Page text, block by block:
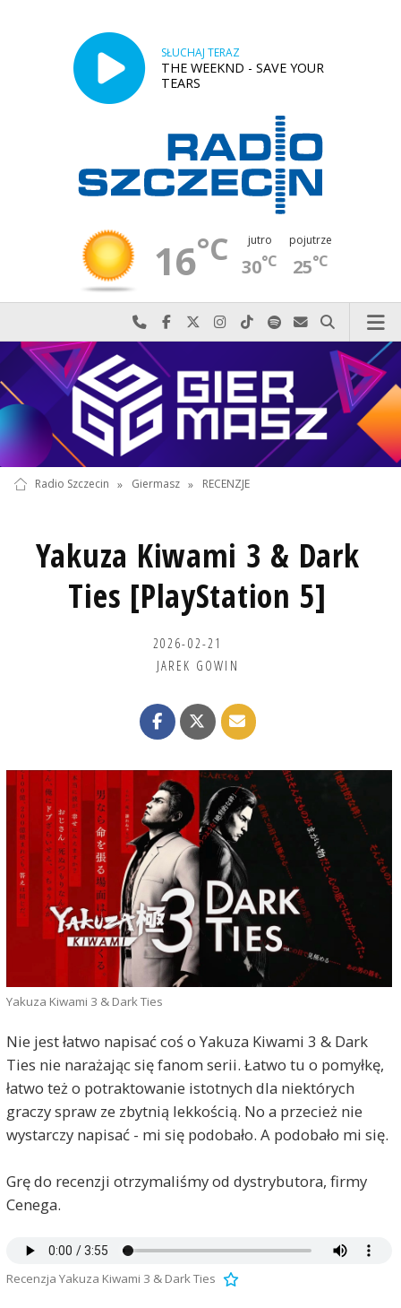
SŁUCHAJ TERAZ
THE WEEKND - SAVE YOUR
TEARS
16°C jutro
30°C
pojutrze
25°C
Najlepiej po prostu do nas zadzwoń
Odwiedź nas na Facebook-u
Odwiedź nas na X
Odwiedź nas na Instagram-ie
Odwiedź nas na TikTok-u
Szukaj nas na Spotify
Wyślij do nas
Szukaj
Radio Szczecin » Giermasz » RECENZJE
Yakuza Kiwami 3 & Dark
Ties [PlayStation 5]
2026-02-21
JAREK GOWIN
Yakuza Kiwami 3 & Dark Ties
Nie jest łatwo napisać coś o Yakuza Kiwami 3 & Dark
Ties nie narażając się fanom serii. Łatwo tu o pomyłkę,
łatwo też o potraktowanie istotnych dla niektórych
graczy spraw ze zbytnią lekkością. No a przecież nie
wystarczy napisać - mi się podobało. A podobało mi się.
Grę do recenzji otrzymaliśmy od dystrybutora, firmy
Cenega.
Recenzja Yakuza Kiwami 3 & Dark Ties